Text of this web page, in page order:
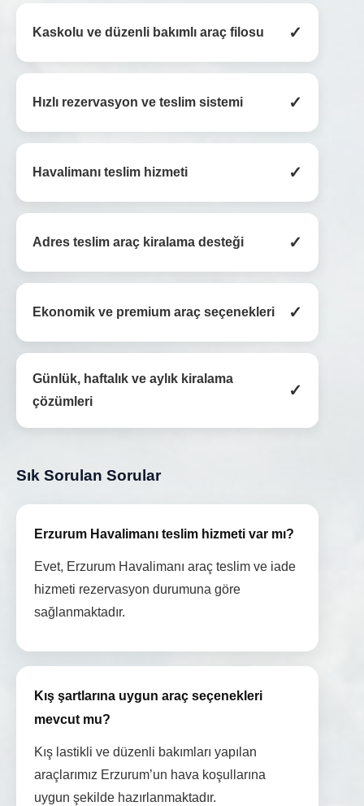
Kaskolu ve düzenli bakımlı araç filosu ✓
Hızlı rezervasyon ve teslim sistemi ✓
Havalimanı teslim hizmeti ✓
Adres teslim araç kiralama desteği ✓
Ekonomik ve premium araç seçenekleri ✓
Günlük, haftalık ve aylık kiralama
çözümleri
✓
Sık Sorulan Sorular
Erzurum Havalimanı teslim hizmeti var mı?
Evet, Erzurum Havalimanı araç teslim ve iade
hizmeti rezervasyon durumuna göre
sağlanmaktadır.
Kış şartlarına uygun araç seçenekleri
mevcut mu?
Kış lastikli ve düzenli bakımları yapılan
araçlarımız Erzurum’un hava koşullarına
uygun şekilde hazırlanmaktadır.